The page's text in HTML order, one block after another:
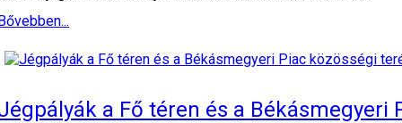
a Fő téren és a Békásmegyeri